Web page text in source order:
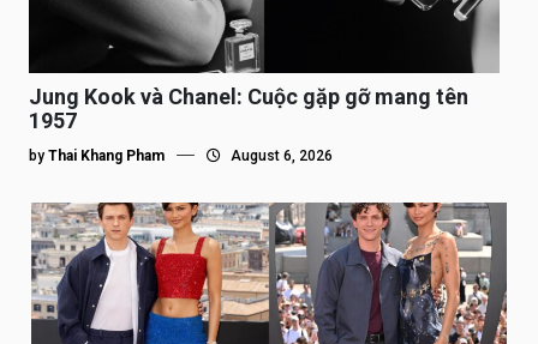
Jung Kook và Chanel: Cuộc gặp gỡ mang tên
1957
by Thai Khang Pham August 6, 2026